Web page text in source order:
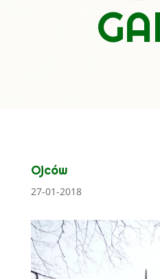
Ojców
27-01-2018